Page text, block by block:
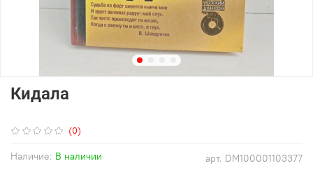
(0)
арт. DM100001103377
Наличие: В наличии
Кидала